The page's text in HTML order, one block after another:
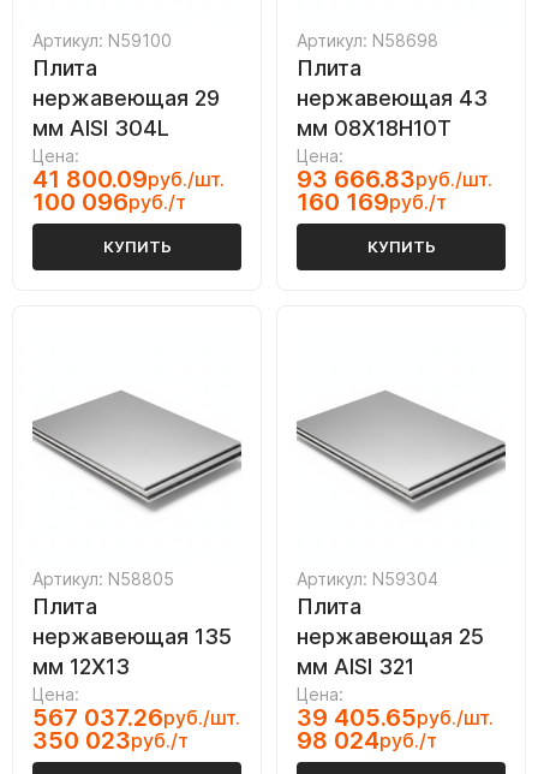
Артикул: N59100
Плита
нержавеющая 29
мм AISI 304L
Цена:
41 800.09руб./шт.
100 096руб./т
КУПИТЬ
Артикул: N58698
Плита
нержавеющая 43
мм 08Х18Н10Т
Цена:
93 666.83руб./шт.
160 169руб./т
КУПИТЬ
Артикул: N58805
Плита
нержавеющая 135
мм 12Х13
Цена:
567 037.26руб./шт.
350 023руб./т
Артикул: N59304
Плита
нержавеющая 25
мм AISI 321
Цена:
39 405.65руб./шт.
98 024руб./т